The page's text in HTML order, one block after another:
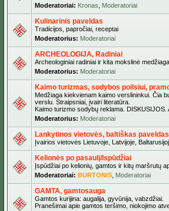
Moderatoriai: Kronas Moderatoriai
Kulinarinis paveldas
Tradicijos, papročiai, receptai
Moderatorius: Moderatoriai
ARCHEOLOGIJA, Radiniai
Archeologiniai radiniai ir kita mokslinė
Moderatorius: Moderatoriai
Kaimo turizmas, sodybos poilsiui,
Medžiaga kiekvienam kaimo verslininkui. Čia
verslu. Straipsniai, įvairi literatūra.
Kaimo turizmo sodybų reklama. DISKUSIJOS.
Moderatorius: Moderatoriai
Lankytinos vietovės, baltiškas
Įvairios vietovės Lietuvoje, Latvijoje,
Kelionės po pasaulį/Ispūdžiai
Įspūdžiai po kelionių, gamtos ir kitų maršrutų
Moderatoriai: BURTONIS Moderatoriai
GAMTA, gamtosauga
Gamtos kurijina: augalija, gyvūnija, vabzdžiai.
Pranešimai apie gamtos teršimo, niokojimo